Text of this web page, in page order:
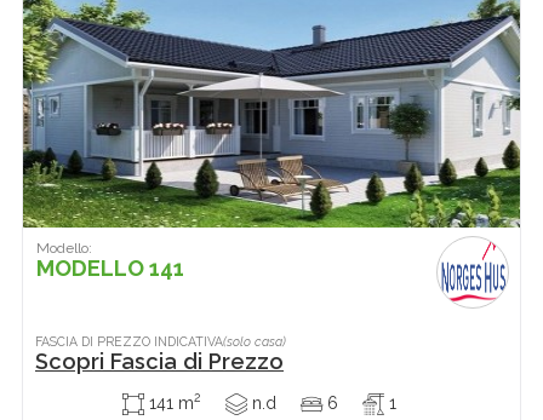
Modello:
MODELLO 141
FASCIA DI PREZZO INDICATIVA(solo casa)
Scopri Fascia di Prezzo
141 m2 n.d 6 1